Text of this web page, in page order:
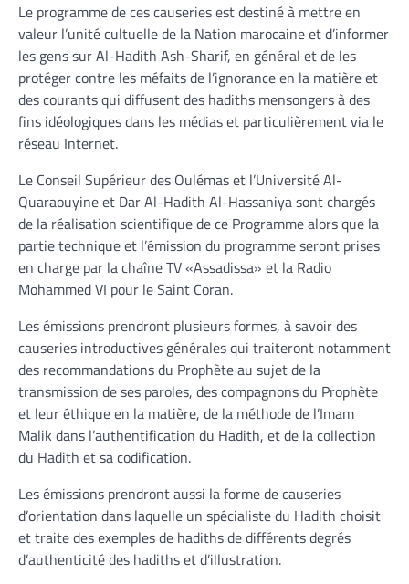
Le programme de ces causeries est destiné à mettre en
valeur l’unité cultuelle de la Nation marocaine et d’informer
les gens sur Al-Hadith Ash-Sharif, en général et de les
protéger contre les méfaits de l’ignorance en la matière et
des courants qui diffusent des hadiths mensongers à des
fins idéologiques dans les médias et particulièrement via le
réseau Internet.
Le Conseil Supérieur des Oulémas et l’Université Al-
Quaraouyine et Dar Al-Hadith Al-Hassaniya sont chargés
de la réalisation scientifique de ce Programme alors que la
partie technique et l’émission du programme seront prises
en charge par la chaîne TV «Assadissa» et la Radio
Mohammed VI pour le Saint Coran.
Les émissions prendront plusieurs formes, à savoir des
causeries introductives générales qui traiteront notamment
des recommandations du Prophète au sujet de la
transmission de ses paroles, des compagnons du Prophète
et leur éthique en la matière, de la méthode de l’Imam
Malik dans l’authentification du Hadith, et de la collection
du Hadith et sa codification.
Les émissions prendront aussi la forme de causeries
d’orientation dans laquelle un spécialiste du Hadith choisit
et traite des exemples de hadiths de différents degrés
d’authenticité des hadiths et d’illustration.